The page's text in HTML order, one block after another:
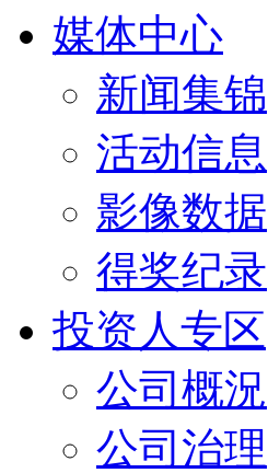
媒体中心
新闻集锦
活动信息
影像数据
得奖纪录
投资人专区
公司概況
公司治理